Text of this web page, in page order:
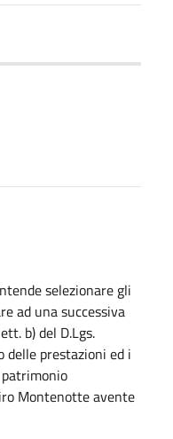
selezionare gli
ad una successiva
b) del D.Lgs.
prestazioni ed i
Montenotte avente